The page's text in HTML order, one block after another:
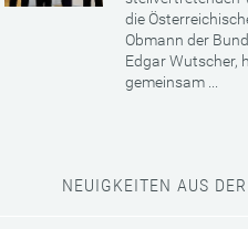
die
Obmann der
Edgar Wutscher,
gemeinsam ...
NEUIGKEITEN AUS